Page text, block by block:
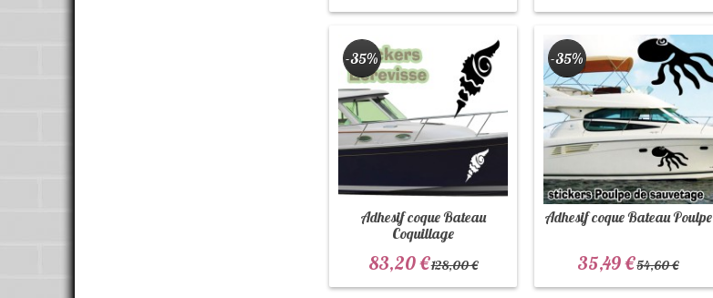
Adhesif coque Bateau
Coquillage
-35%
83,20 €128,00 €
Adhesif coque Bateau Poulpe
-35%
35,49 €54,60 €